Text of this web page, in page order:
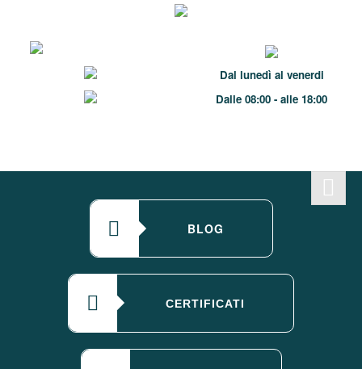
Dal lunedì al venerdi
Dalle 08:00 - alle 18:00
BLOG
CERTIFICATI